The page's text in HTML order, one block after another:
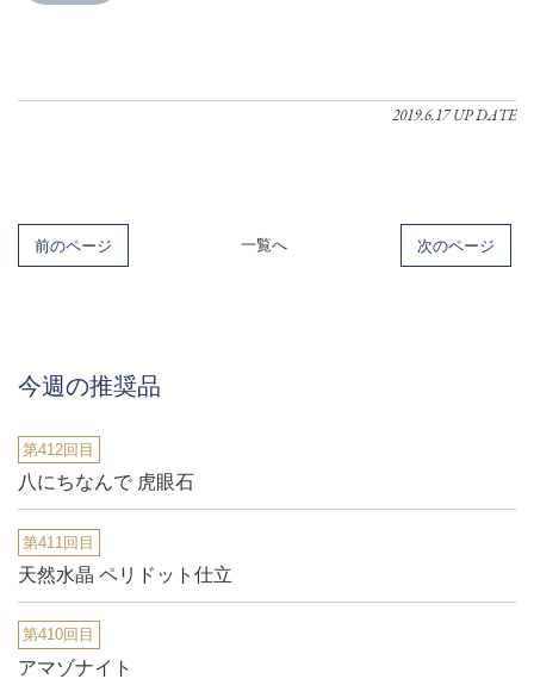
2019.6.17 UP DATE
前のページ 一覧へ 次のページ
今週の推奨品
第412回目
八にちなんで 虎眼石
第411回目
天然水晶 ペリドット仕立
第410回目
アマゾナイト